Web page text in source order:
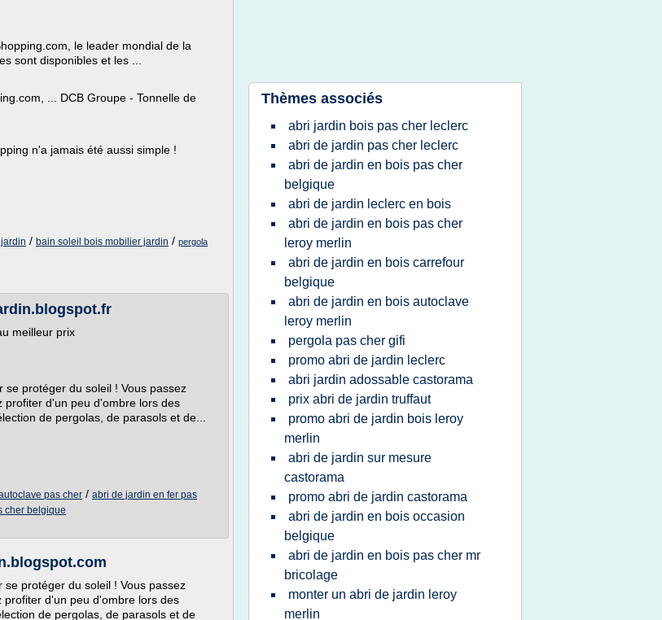
le leader mondial de la
sont disponibles et les ...
... DCB Groupe - Tonnelle de
n'a jamais été aussi simple !
/ bain soleil bois mobilier jardin / pergola
meilleur prix
protéger du soleil ! Vous passez
profiter d'un peu d'ombre lors des
de pergolas, de parasols et de...
pas cher / abri de jardin en fer pas
cher belgique
protéger du soleil ! Vous passez
d'un peu d'ombre lors des
de pergolas, de parasols et de
Thèmes associés
abri jardin bois pas cher leclerc
abri de jardin pas cher leclerc
abri de jardin en bois pas cher
belgique
abri de jardin leclerc en bois
abri de jardin en bois pas cher
leroy merlin
abri de jardin en bois carrefour
belgique
abri de jardin en bois autoclave
leroy merlin
pergola pas cher gifi
promo abri de jardin leclerc
abri jardin adossable castorama
prix abri de jardin truffaut
promo abri de jardin bois leroy
merlin
abri de jardin sur mesure
castorama
promo abri de jardin castorama
abri de jardin en bois occasion
belgique
abri de jardin en bois pas cher mr
bricolage
monter un abri de jardin leroy
merlin